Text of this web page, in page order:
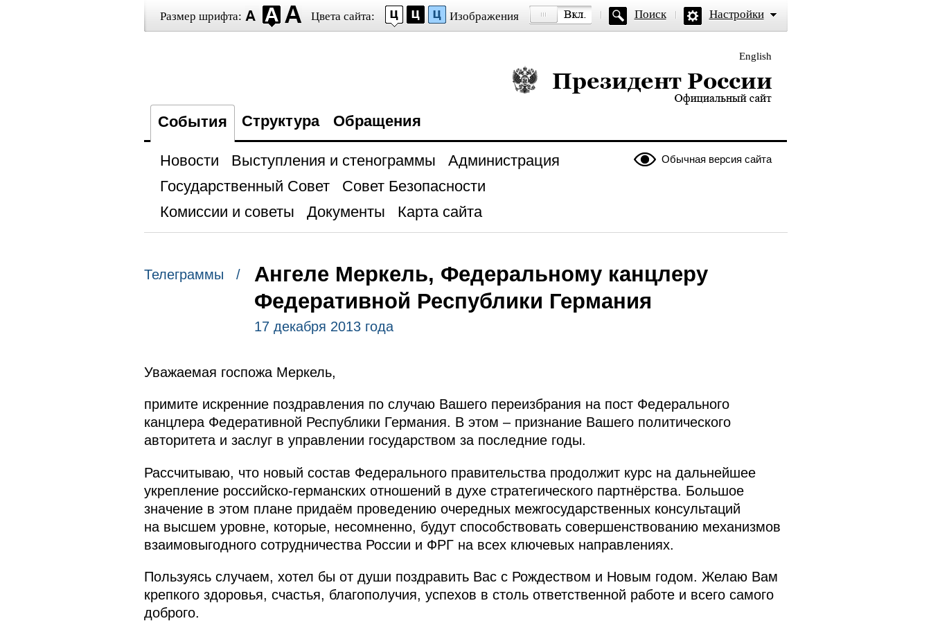
Размер шрифта: Цвета сайта: Изображения Поиск Настройки
English
Президент России — официальный сайт
События Структура Обращения
Обычная версия сайта
Новости Выступления и стенограммы
Администрация
Государственный Совет
Совет Безопасности
Комиссии и советы
Документы Карта сайта
Телеграммы /
Ангеле Меркель, Федеральному канцлеру
Федеративной Республики Германия
17 декабря 2013 года
Уважаемая госпожа Меркель,
примите искренние поздравления по случаю Вашего переизбрания на пост Федерального
канцлера Федеративной Республики Германия. В этом – признание Вашего политического
авторитета и заслуг в управлении государством за последние годы.
Рассчитываю, что новый состав Федерального правительства продолжит курс на дальнейшее
укрепление российско-германских отношений в духе стратегического партнёрства. Большое
значение в этом плане придаём проведению очередных межгосударственных консультаций
на высшем уровне, которые, несомненно, будут способствовать совершенствованию механизмов
взаимовыгодного сотрудничества России и ФРГ на всех ключевых направлениях.
Пользуясь случаем, хотел бы от души поздравить Вас с Рождеством и Новым годом. Желаю Вам
крепкого здоровья, счастья, благополучия, успехов в столь ответственной работе и всего самого
доброго.